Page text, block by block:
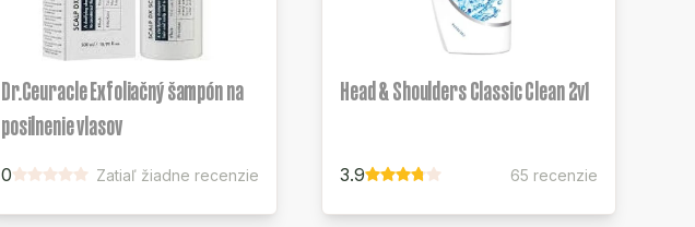
Dr.Ceuracle Exfoliačný šampón na
posilnenie vlasov
0 Zatiaľ žiadne recenzie
Head & Shoulders Classic Clean 2v1
3.9 65 recenzie